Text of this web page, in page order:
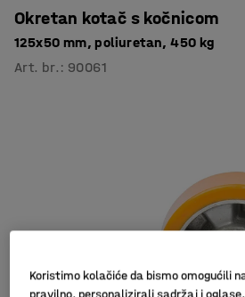
Okretan kotač s kočnicom
125x50 mm, poliuretan, 450 kg
Art. br. : 90061
Koristimo kolačiće da bismo omogućili
pravilno, personalizirali sadržaj i